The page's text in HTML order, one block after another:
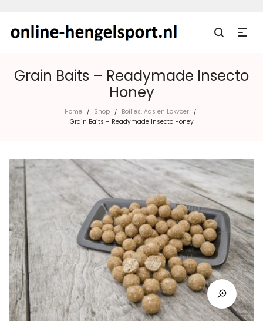
Grain Baits – Readymade Insecto
Honey
Home / Shop / Boilies, Aas en Lokvoer /
Grain Baits – Readymade Insecto Honey